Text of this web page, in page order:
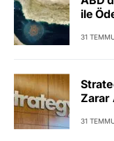
ile
31
Zarar
31